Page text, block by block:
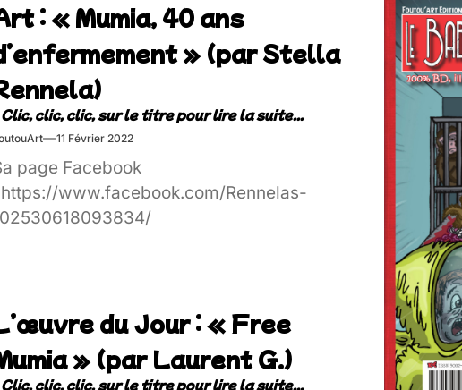
: « Mumia, 40 ans
» (par Stella
11 Février 2022
page Facebook
www.facebook.com/Rennelas-
du Jour : « Free
» (par Laurent G.)